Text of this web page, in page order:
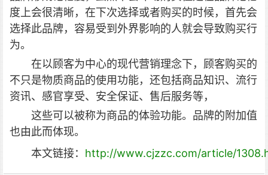
度上会很清晰，在下次选择或者购买的时候，首先会
选择此品牌，容易受到外界影响的人就会导致购买行
为。
在以顾客为中心的现代营销理念下，顾客购买的
不只是物质商品的使用功能，还包括商品知识、流行
资讯、感官享受、安全保证、售后服务等，
这些可以被称为商品的体验功能。品牌的附加值
也由此而体现。
本文链接： http://www.cjzzc.com/article/